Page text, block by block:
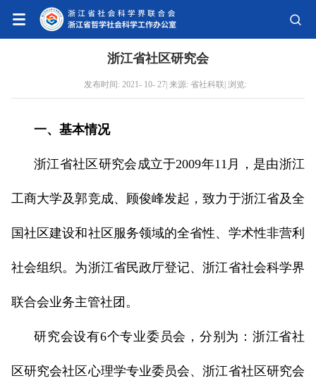
浙江省社区研究会
发布时间: 2021- 10- 27| 来源: 省社科联| 浏览:
一、基本情况
浙江省社区研究会成立于2009年11月，是由浙江
工商大学及郭竞成、顾俊峰发起，致力于浙江省及全
国社区建设和社区服务领域的全省性、学术性非营利
社会组织。为浙江省民政厅登记、浙江省社会科学界
联合会业务主管社团。
研究会设有6个专业委员会，分别为：浙江省社
区研究会社区心理学专业委员会、浙江省社区研究会